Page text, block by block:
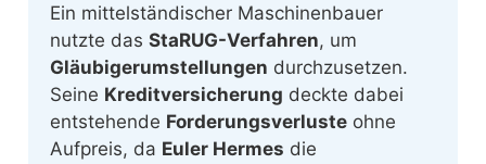
Ein mittelständischer Maschinenbauer
nutzte dasStaRUG-Verfahren, um
Gläubigerumstellungen durchzusetzen.
Seine Kreditversicherung deckte dabei
entstehende Forderungsverluste ohne
Aufpreis, da Euler Hermes die